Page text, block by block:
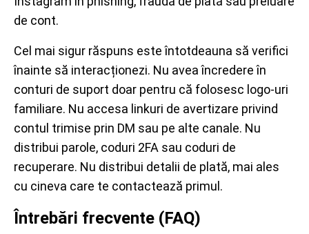
de cont.
Cel mai sigur răspuns este întotdeauna să verifici
înainte să interacționezi. Nu avea încredere în
conturi de suport doar pentru că folosesc logo-uri
familiare. Nu accesa linkuri de avertizare privind
contul trimise prin DM sau pe alte canale. Nu
distribui parole, coduri 2FA sau coduri de
recuperare. Nu distribui detalii de plată, mai ales
cu cineva care te contactează primul.
Întrebări frecvente (FAQ)